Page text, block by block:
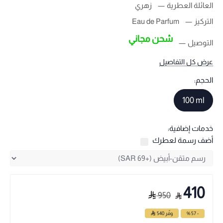
العائلة العطرية
زهري
التركيز
Eau de Parfum
التوصيل شحن مجاني
عرض كل التفاصيل
الحجم:
100 ml
خدمات إضافية:
أضف رسمة لعطرك
410
950
- 57 % وفّر 540